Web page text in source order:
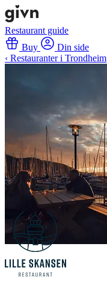
Restaurant guide
Buy
Din side
‹ Restauranter i Trondheim